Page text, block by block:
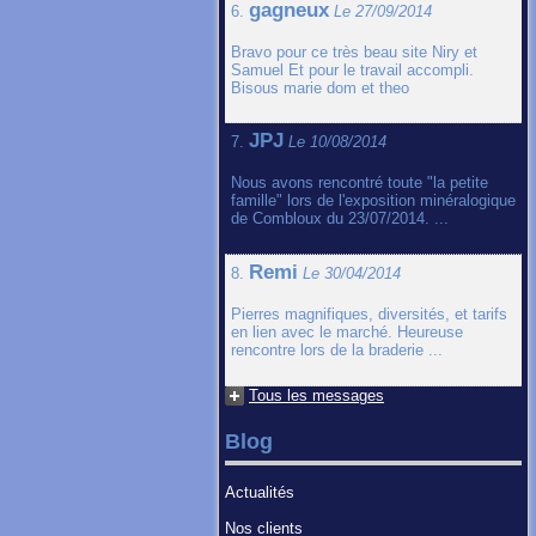
6. gagneux Le 27/09/2014
Bravo pour ce très beau site Niry et
Samuel Et pour le travail accompli.
Bisous marie dom et theo
7. JPJ Le 10/08/2014
Nous avons rencontré toute "la petite
famille" lors de l'exposition minéralogique
de Combloux du 23/07/2014. ...
8. Remi Le 30/04/2014
Pierres magnifiques, diversités, et tarifs
en lien avec le marché. Heureuse
rencontre lors de la braderie ...
Tous les messages
Blog
Actualités
Nos clients